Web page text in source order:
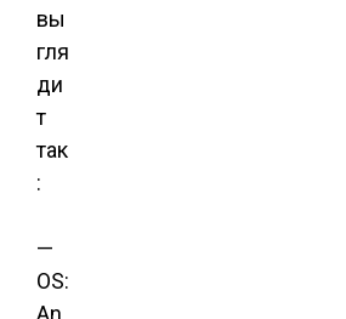
вы
гля
ди
т
так
:
—
OS:
An